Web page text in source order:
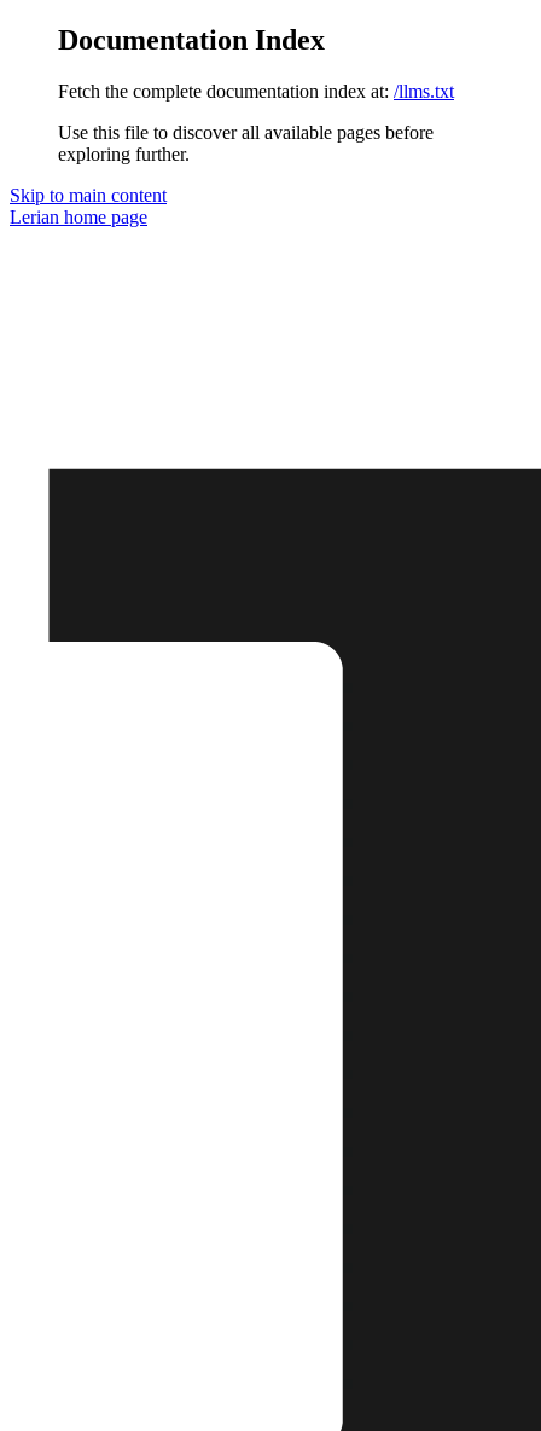
Documentation Index
Fetch the complete documentation index at: /llms.txt
Use this file to discover all available pages before
exploring further.
Skip to main content
Lerian home page